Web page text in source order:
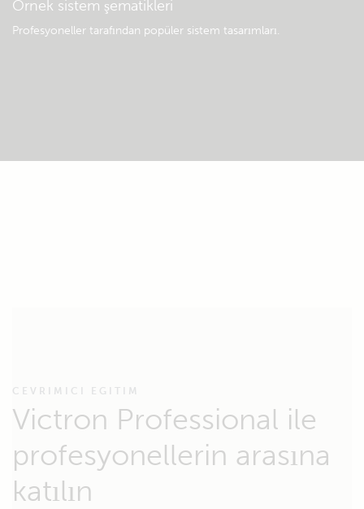
Örnek sistem şematikleri
Profesyoneller tarafından popüler sistem tasarımları.
CEVRIMICI EGITIM
Victron Professional ile
profesyonellerin arasına
katılın